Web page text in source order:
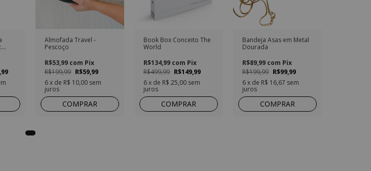
Almofada Travel -
Pescoço
R$199,99 R$59,99
R$53,99 com Pix
6x de R$ 10,00 sem
juros
COMPRAR
Book Box Conceito The
World
R$499,99 R$149,99
R$134,99 com Pix
6x de R$ 25,00 sem
juros
COMPRAR
Bandeja Asas em Metal
Dourada
R$199,99 R$99,99
R$89,99 com Pix
6x de R$ 16,67 sem
juros
COMPRAR